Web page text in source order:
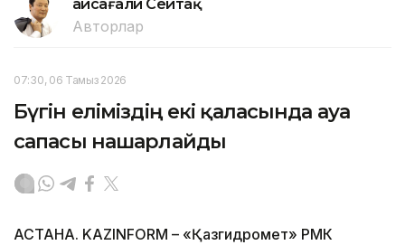
Ғайсағали Сейтақ
Авторлар
07:30, 06 Тамыз 2026
Бүгін еліміздің екі қаласында ауа
сапасы нашарлайды
АСТАНА. KAZINFORM – «Қазгидромет» РМК